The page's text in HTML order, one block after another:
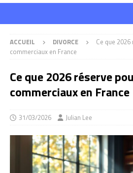
ACCUEIL DIVORCE
Ce que
commerciaux en France
Ce que 2026 réserve
commerciaux en France
31/03/2026 Julian Lee